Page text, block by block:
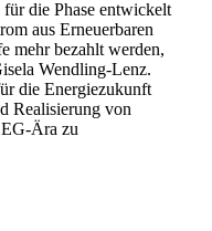
für die Phase entwickelt
aus Erneuerbaren
mehr bezahlt werden,
Wendling-Lenz.
die Energiezukunft
Realisierung von
Ära zu